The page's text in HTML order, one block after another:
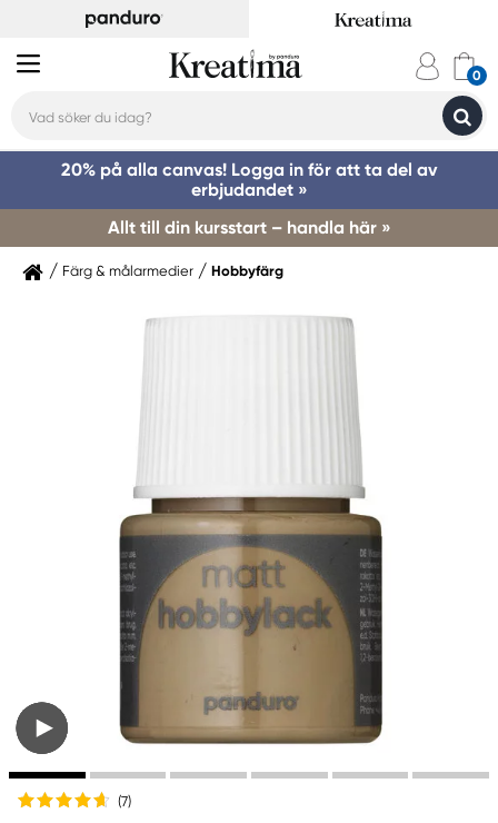
20% på alla canvas! Logga in för att ta del av
erbjudandet »
Allt till din kursstart – handla här »
Färg & målarmedier Hobbyfärg
(7)